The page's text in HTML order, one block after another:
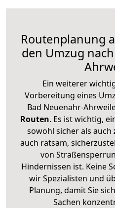
Routenplanung
den Umzug
Ein weiterer
Vorbereitung eines
Bad Neuenahr-
Routen. Es ist wichtig,
sowohl sicher als auch
auch ratsam,
von
Hindernissen ist. Keine
wir Spezialisten und
Planung, damit Sie
Sachen